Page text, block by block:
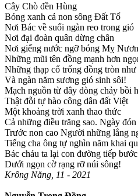
Cây Chò đền Hùng
Bóng xanh cả non sông Đất Tổ
Nơi Bác về suối ngàn reo trong gió
Nơi đại đoàn quân dừng chân
Nơi giếng nước ngỡ bóng Mỵ
Những mũi tên đồng mạnh hơn
Những thạp cổ trống đồng tròn như
Và ngàn năm sương gió sinh sôi!
Mạch nguồn từ đây dòng chảy bồi
Thật đỗi tự hào công dân đất Việt
Một khoảng trời xanh thao thức
Cả những điều trăng sao. Ngày
Trước non cao Người những lắng
Tiếng cha ông tự nghìn năm khai
Bác cháu ta lại con đường tiếp bước
Dưới ngọn cờ rạng rỡ núi sông!
Krông Năng, 11 - 2021